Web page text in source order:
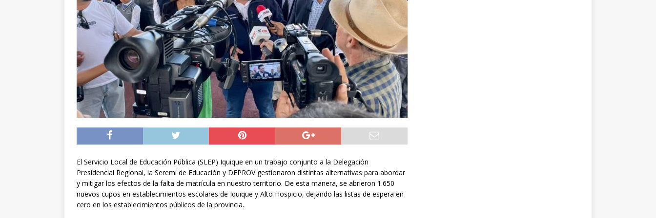
[ 05/08/2026 ] Diputado Álvaro Jofre alerta por el futuro del Casino Municipal de
Iquique
DEPORTES
[ 05/08/2026 ] Concejo Municipal aprueba proyecto para mejorar el alumbrado
público del sector El Boro
ALTO HOSPICIO
[ 06/08/2026 ] El papa León XIV viajará a Uruguay, Argentina y Perú del 6 al 17 de
noviembre
INTERNACIONAL
El Servicio Local de Educación Pública (SLEP) Iquique en un trabajo conjunto a la Delegación
Presidencial Regional, la Seremi de Educación y DEPROV gestionaron distintas alternativas para abordar
y mitigar los efectos de la falta de matrícula en nuestro territorio. De esta manera, se abrieron 1.650
nuevos cupos en establecimientos escolares de Iquique y Alto Hospicio, dejando las listas de espera en
cero en los establecimientos públicos de la provincia.